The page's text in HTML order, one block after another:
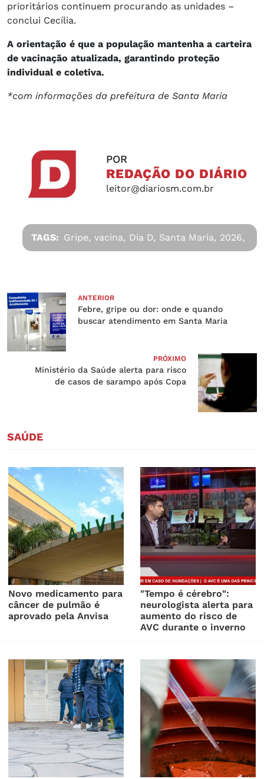
prioritários continuem procurando as unidades –
conclui Cecília.
A orientação é que a população mantenha a carteira
de vacinação atualizada, garantindo proteção
individual e coletiva.
*com informações da prefeitura de Santa Maria
POR
REDAÇÃO DO DIÁRIO
leitor@diariosm.com.br
TAGS: Gripe, vacina, Dia D, Santa Maria, 2026,
ANTERIOR
Febre, gripe ou dor: onde e quando
buscar atendimento em Santa Maria
PRÓXIMO
Ministério da Saúde alerta para risco
de casos de sarampo após Copa
SAÚDE
Novo medicamento para
câncer de pulmão é
aprovado pela Anvisa
"Tempo é cérebro":
neurologista alerta para
aumento do risco de
AVC durante o inverno